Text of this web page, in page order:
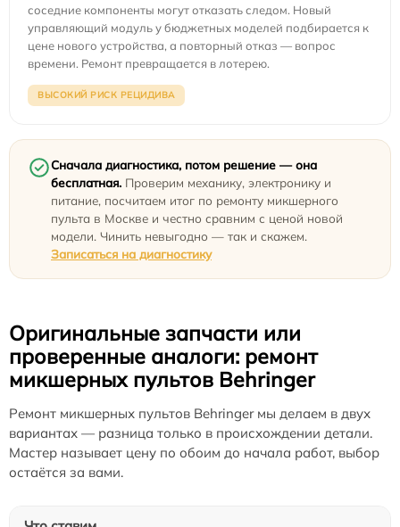
соседние компоненты могут отказать следом. Новый
управляющий модуль у бюджетных моделей подбирается к
цене нового устройства, а повторный отказ — вопрос
времени. Ремонт превращается в лотерею.
ВЫСОКИЙ РИСК РЕЦИДИВА
Сначала диагностика, потом решение — она
бесплатная. Проверим механику, электронику и
питание, посчитаем итог по ремонту микшерного
пульта в Москве и честно сравним с ценой новой
модели. Чинить невыгодно — так и скажем.
Записаться на диагностику
Оригинальные запчасти или
проверенные аналоги: ремонт
микшерных пультов Behringer
Ремонт микшерных пультов Behringer мы делаем в двух
вариантах — разница только в происхождении детали.
Мастер называет цену по обоим до начала работ, выбор
остаётся за вами.